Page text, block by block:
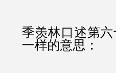
季羡林口述第
一样的意思：